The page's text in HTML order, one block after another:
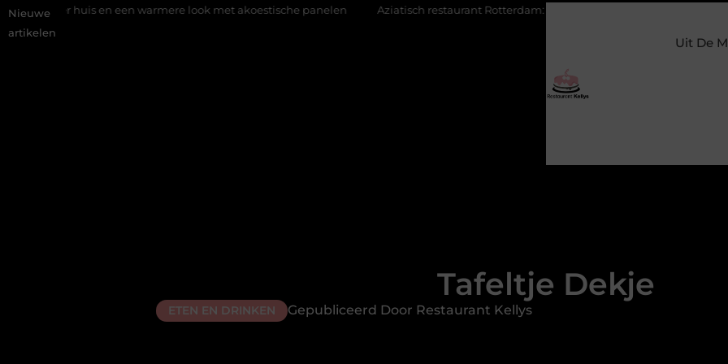
Nieuwe
artikelen
een warmere look met akoestische panelen Aziatisch restaurant Rotterdam: ontdek de veelzijdige smaken van Azië in de Maasstad
Uit De
Tafeltje Dekje
ETEN EN DRINKEN Gepubliceerd Door Restaurant Kellys